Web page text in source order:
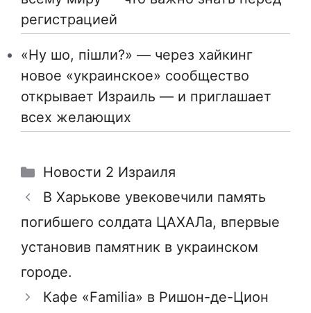
регистрацией
«Ну шо, пішли?» — через хайкинг
новое «украинское» сообщество
открывает Израиль — и приглашает
всех желающих
Рубрики
Новости 2 Израиля
В Харькове увековечили память
погибшего солдата ЦАХАЛа, впервые
установив памятник в украинском
городе.
Кафе «Familia» в Ришон-де-Цион